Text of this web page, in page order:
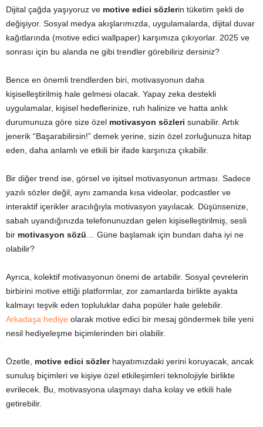
Dijital çağda yaşıyoruz ve motive edici sözlerin tüketim şekli de
değişiyor. Sosyal medya akışlarımızda, uygulamalarda, dijital duvar
kağıtlarında (motive edici wallpaper) karşımıza çıkıyorlar. 2025 ve
sonrası için bu alanda ne gibi trendler görebiliriz dersiniz?
Bence en önemli trendlerden biri, motivasyonun daha
kişiselleştirilmiş hale gelmesi olacak. Yapay zeka destekli
uygulamalar, kişisel hedeflerinize, ruh halinize ve hatta anlık
durumunuza göre size özel motivasyon sözleri sunabilir. Artık
jenerik “Başarabilirsin!” demek yerine, sizin özel zorluğunuza hitap
eden, daha anlamlı ve etkili bir ifade karşınıza çıkabilir.
Bir diğer trend ise, görsel ve işitsel motivasyonun artması. Sadece
yazılı sözler değil, aynı zamanda kısa videolar, podcastler ve
interaktif içerikler aracılığıyla motivasyon yayılacak. Düşünsenize,
sabah uyandığınızda telefonunuzdan gelen kişiselleştirilmiş, sesli
bir motivasyon sözü … Güne başlamak için bundan daha iyi ne
olabilir?
Ayrıca, kolektif motivasyonun önemi de artabilir. Sosyal çevrelerin
birbirini motive ettiği platformlar, zor zamanlarda birlikte ayakta
kalmayı teşvik eden topluluklar daha popüler hale gelebilir.
Arkadaşa hediye olarak motive edici bir mesaj göndermek bile yeni
nesil hediyeleşme biçimlerinden biri olabilir.
Özetle, motive edici sözlerhayatımızdaki yerini koruyacak, ancak
sunuluş biçimleri ve kişiye özel etkileşimleri teknolojiyle birlikte
evrilecek. Bu, motivasyona ulaşmayı daha kolay ve etkili hale
getirebilir.